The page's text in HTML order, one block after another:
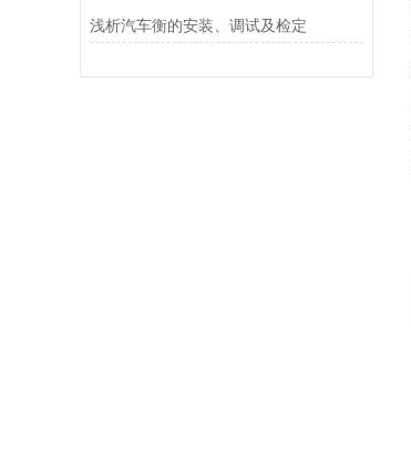
浅析汽车衡的安装、调试及检定